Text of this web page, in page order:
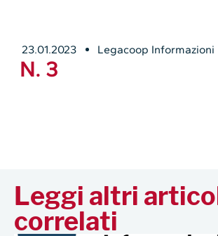
23.01.2023 Legacoop Informazioni
N. 3
Leggi altri
correlati